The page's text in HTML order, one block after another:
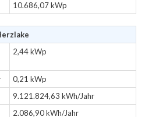
10.686,07 kWp
2,44 kWp
0,21 kWp
9.121.824,63 kWh/Jahr
2.086,90 kWh/Jahr